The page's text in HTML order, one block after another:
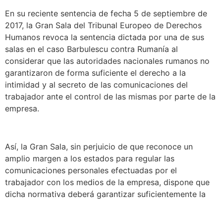
En su reciente sentencia de fecha 5 de septiembre de
2017, la Gran Sala del Tribunal Europeo de Derechos
Humanos revoca la sentencia dictada por una de sus
salas en el caso Barbulescu contra Rumanía al
considerar que las autoridades nacionales rumanos no
garantizaron de forma suficiente el derecho a la
intimidad y al secreto de las comunicaciones del
trabajador ante el control de las mismas por parte de la
empresa.
Así, la Gran Sala, sin perjuicio de que reconoce un
amplio margen a los estados para regular las
comunicaciones personales efectuadas por el
trabajador con los medios de la empresa, dispone que
dicha normativa deberá garantizar suficientemente la